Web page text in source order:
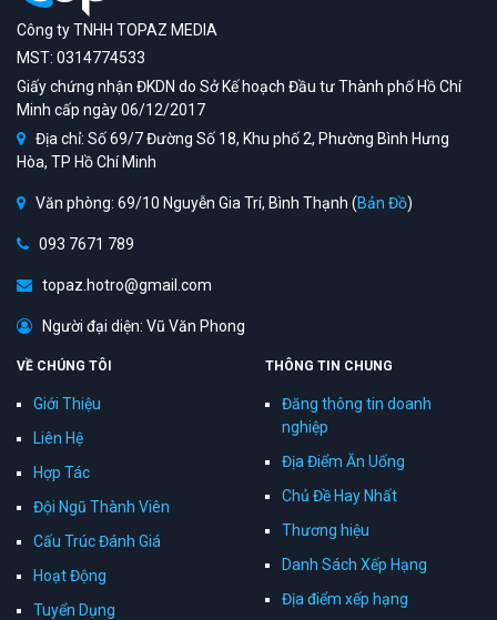
Công ty TNHH TOPAZ MEDIA
MST: 0314774533
Giấy chứng nhận ĐKDN do Sở Kế hoạch Đầu tư Thành phố Hồ Chí
Minh cấp ngày 06/12/2017
Địa chỉ: Số 69/7 Đường Số 18, Khu phố 2, Phường Bình Hưng
Hòa, TP Hồ Chí Minh
Văn phòng: 69/10 Nguyễn Gia Trí, Bình Thạnh (Bản Đồ)
093 7671 789
topaz.hotro@gmail.com
Người đại diện: Vũ Văn Phong
VỀ CHÚNG TÔI
Giới Thiệu
Liên Hệ
Hợp Tác
Đội Ngũ Thành Viên
Cấu Trúc Đánh Giá
Hoạt Động
Tuyển Dụng
THÔNG TIN CHUNG
Đăng thông tin doanh
nghiệp
Địa Điểm Ăn Uống
Chủ Đề Hay Nhất
Thương hiệu
Danh Sách Xếp Hạng
Địa điểm xếp hạng